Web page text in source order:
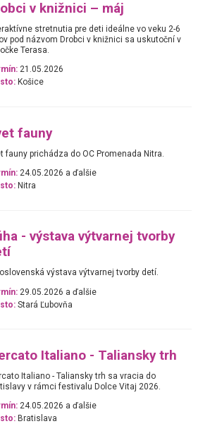
v knižnici – máj
stretnutia pre deti ideálne vo veku 2-6
pod názvom Drobci v knižnici sa uskutoční v
Terasa.
21.05.2026
Košice
fauny
fauny prichádza do OC Promenada Nitra.
24.05.2026 a ďalšie
Nitra
- výstava výtvarnej tvorby
výstava výtvarnej tvorby detí.
29.05.2026 a ďalšie
Stará Ľubovňa
Italiano - Taliansky trh
Italiano - Taliansky trh sa vracia do
v rámci festivalu Dolce Vitaj 2026.
24.05.2026 a ďalšie
Bratislava